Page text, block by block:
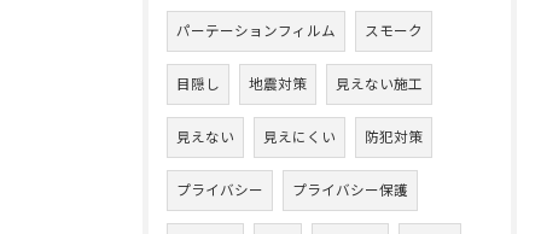
パーテーションフィルム スモーク
目隠し 地震対策 見えない施工
見えない 見えにくい 防犯対策
プライバシー プライバシー保護